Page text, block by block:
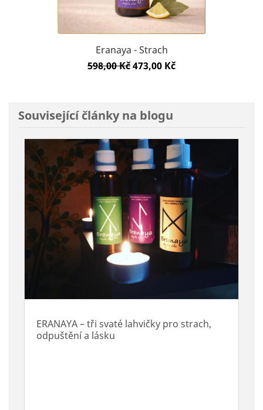
Eranaya - Strach
Běžná
598,00 KčCena
473,00 Kč
Související články na blogu
ERANAYA – tři svaté lahvičky pro strach,
odpuštění a lásku